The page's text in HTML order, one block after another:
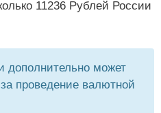
11236 Рублей России
может
проведение валютной